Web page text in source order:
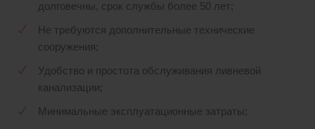
долговечны, срок службы более 50 лет;
Не требуются дополнительные технические
сооружения;
Удобство и простота обслуживания ливневой
канализации;
Минимальные эксплуатационные затраты;